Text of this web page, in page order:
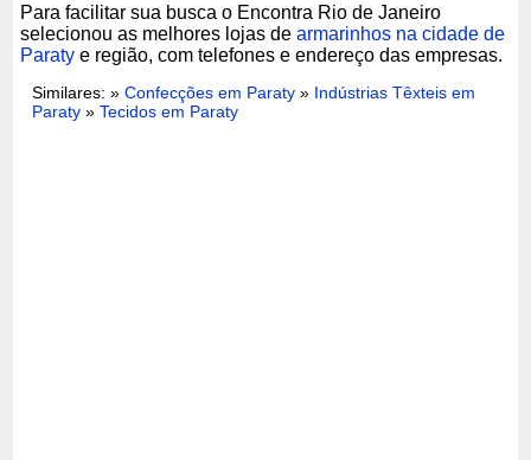
Para facilitar sua busca o Encontra Rio de Janeiro
selecionou as melhores lojas dearmarinhos na cidade de
Paraty e região, com telefones e endereço das empresas.
Similares: »Confecções em Paraty » Indústrias Têxteis em
Paraty »Tecidos em Paraty